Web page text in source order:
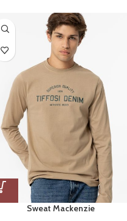
Sweat Mackenzie